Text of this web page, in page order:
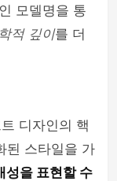
모델명을 통
적 깊이를 더
디자인의 핵
된 스타일을 가
성을 표현할 수